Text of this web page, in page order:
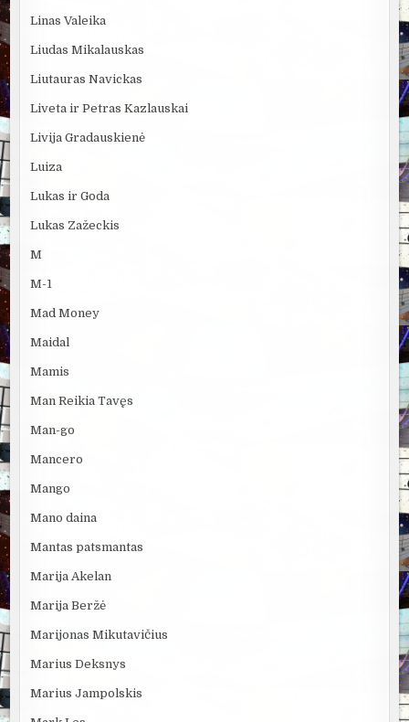
Linas Valeika
Liudas Mikalauskas
Liutauras Navickas
Liveta ir Petras Kazlauskai
Livija Gradauskienė
Luiza
Lukas ir Goda
Lukas Zažeckis
M
M-1
Mad Money
Maidal
Mamis
Man Reikia Tavęs
Man-go
Mancero
Mango
Mano daina
Mantas patsmantas
Marija Akelan
Marija Beržė
Marijonas Mikutavičius
Marius Deksnys
Marius Jampolskis